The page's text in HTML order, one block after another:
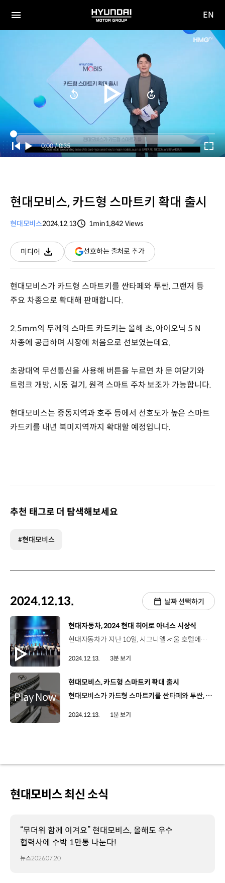
전체
HYUNDAI
MOTOR
GROUP
사이
EN
Current
Time
0:00 / Duration
0:35
현대모비스, 카드형 스마트키 확대 출시
현대모비스2024.12.13
1min1,842 Views
미디어
다운로드
선호하는 출처로 추가(새
창
현대모비스가 카드형 스마트키를 싼타페와 투싼, 그랜저 등
주요 차종으로 확대해 판매합니다.
2.5mm의 두께의 스마트 카드키는 올해 초, 아이오닉 5 N
차종에 공급하며 시장에 처음으로 선보였는데요.
초광대역 무선통신을 사용해 버튼을 누르면 차 문 여닫기와
트렁크 개방, 시동 걸기, 원격 스마트 주차 보조가 가능합니다.
현대모비스는 중동지역과 호주 등에서 선호도가 높은 스마트
카드키를 내년 북미지역까지 확대할 예정입니다.
추천 태그로 더 탐색해보세요
#현대모비스
2024.12.13. 날짜 선택하기
[동영상]
현대자동차, 2024 현대 히어로 아너스 시상식
현대자동차가 지난 10일, 시그니엘 서울 호텔에서 ‘현대 히어로 아너스 2024’ 시상식을 개최했습니다. 장재훈 사장과 호세 무뇨스 사장, 수상자와 그 가족 등 총 34명이 참석한 가운데 열린 이번 시상식은, 올해 최고의 성과를 낸 우수 직원들을 포상하기 위한 행사인데요. 대상 1명, 최우수상 9명 등 총 10명의 ‘Top of the Top’을 선발해 포상했습니다. 장재훈 사장 / 현대자동차여러분이 보여주신 성과와 그 과정에서 보여주신 열정, 일에 대한 진심이야말로 오늘의 우리를, 지금의 우리를 만들게 하는 근간이자 자동차 누적 생산 1억 대 달성이라는 신기원을 열게 만든 원동력이었습니다. 이 영예로운 연말 축하 자리가 모두에게 기쁨 가득한 추억이 되길 바라며 새로운 도약의 계기로 기억되시길 기원합니다. 대상은 전기차 배터리 화재진압장비 신기술인 ‘EV-Drill Lance’를 개발한 제조솔루션본부 김동훈 책임매니저가 차지했는데요. EV-Drill Lance를 통해 화재 진압 시간을 평균 160분에서 25분 이내로 대폭 단축해 전기차 화재 피해규모를 최소화한 공로를 인정받았습니다. 김동훈 책임매니저 / 현대자동차·기아 제조솔루션안전팀조선업을 보면 컨테이너 내부에 직접 주수소화하는 장치가 있는데요. 이 부분을 보고 배터리에도 직접적으로 주수를 해서 소화를 하면 어떨까라는 생각에서 시작했었고요. 이렇게 좋은 성과가 나올 수 있어서 굉장히 기쁘게 생각하고 있습니다. 최우수상은 각 분야에서 주요성과를 달성한 9명의 임직원이 수상했으며 부상으로 각각 1,000만 원의 포상금을 받았습니다. 현대자동차는 앞으로도 임직원이 최고의 성과를 낼 수 있도록 ‘현대 히어로 아너스’ 포상 제도를 통해 격려할 예정입니다.
2024.12.13. 3분 보기
[동영상]
현대모비스, 카드형 스마트키 확대 출시
현대모비스가 카드형 스마트키를 싼타페와 투싼, 그랜저 등 주요 차종으로 확대해 판매합니다. 2.5mm의 두께의 스마트 카드키는 올해 초, 아이오닉 5 N 차종에 공급하며 시장에 처음으로 선보였는데요. 초광대역 무선통신을 사용해 버튼을 누르면 차 문 여닫기와 트렁크 개방, 시동 걸기, 원격 스마트 주차 보조가 가능합니다. 현대모비스는 중동지역과 호주 등에서 선호도가 높은 스마트 카드키를 내년 북미지역까지 확대할 예정입니다.
2024.12.13. 1분 보기
현대모비스 최신 소식
“무더위 함께 이겨요” 현대모비스, 올해도 우수
협력사에 수박 1만통 나눈다!
뉴스2026.07.20